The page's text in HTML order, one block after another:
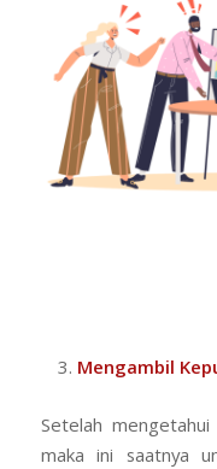
Mengambil
Setelah
maka ini saatnya